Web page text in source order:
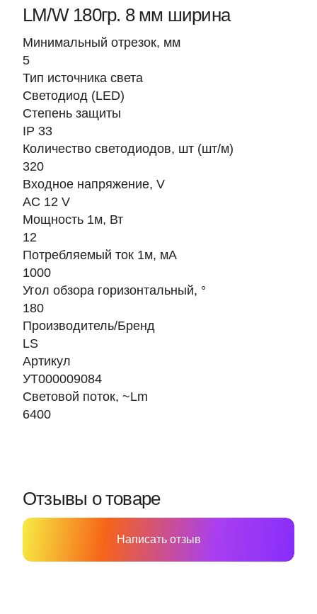
LM/W 180гр. 8 мм ширина
Минимальный отрезок, мм
5
Тип источника света
Светодиод (LED)
Степень защиты
IP 33
Количество светодиодов, шт (шт/м)
320
Входное напряжение, V
AC 12 V
Мощность 1м, Вт
12
Потребляемый ток 1м, мА
1000
Угол обзора горизонтальный, °
180
Производитель/Бренд
LS
Артикул
УТ000009084
Световой поток, ~Lm
6400
Отзывы о товаре
Написать отзыв